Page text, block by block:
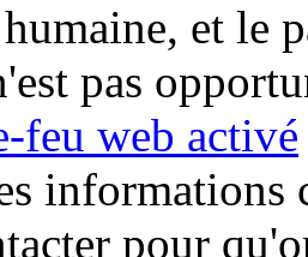
et le
pas
feu web activé
informations
pour